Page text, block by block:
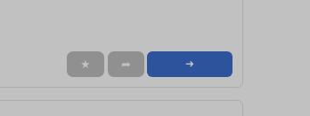
★ ➦ ➜